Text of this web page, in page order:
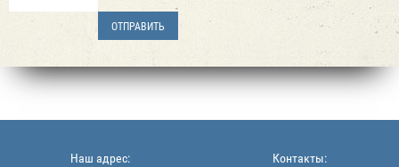
Наш адрес:
Контакты: